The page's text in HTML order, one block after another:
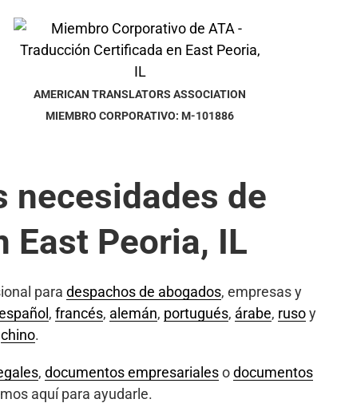
AMERICAN TRANSLATORS ASSOCIATION
MIEMBRO CORPORATIVO: M-101886
necesidades de
East Peoria, IL
para despachos de abogados, empresas y
, francés, alemán, portugués, árabe, rusoy
chino.
, documentos empresarialesodocumentos
aquí para ayudarle.